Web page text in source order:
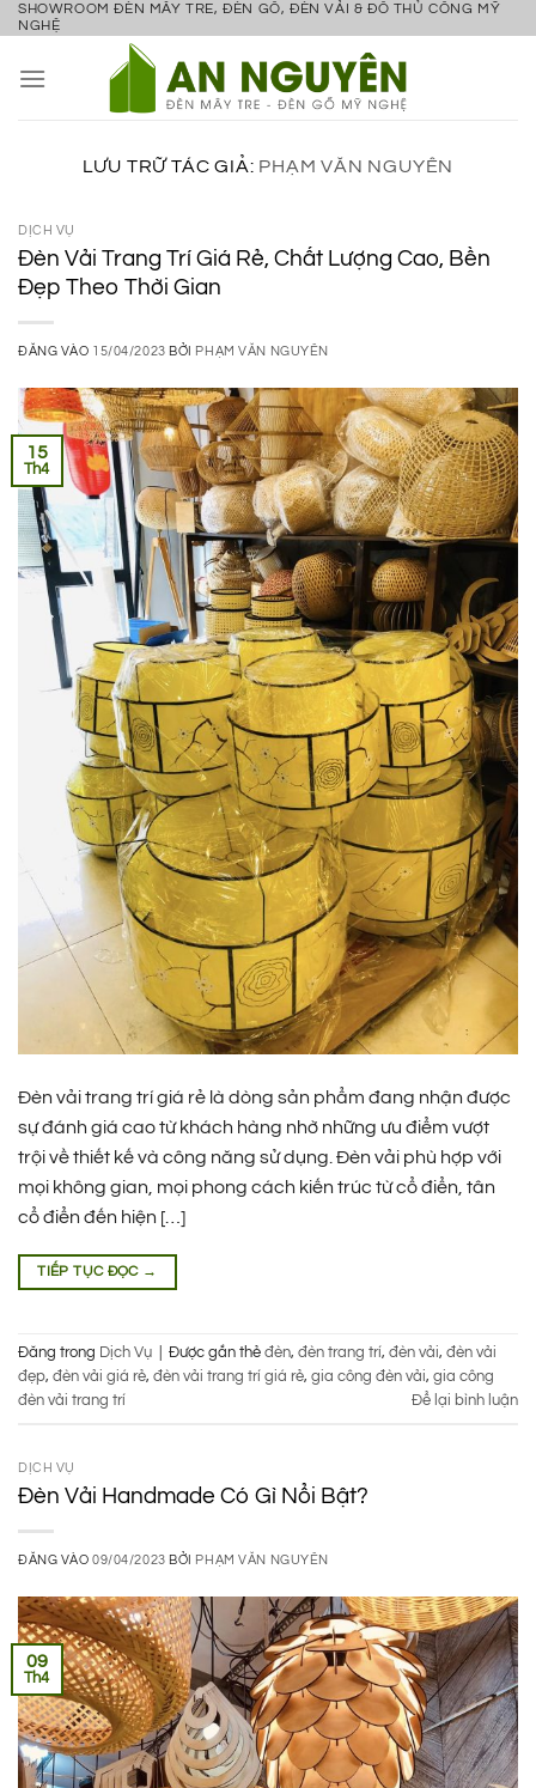
Bỏ
nội
SHOWROOM ĐÈN MÂY TRE, ĐÈN GỖ, ĐÈN VẢI & ĐỒ THỦ CÔNG MỸ
NGHỆ
LƯU TRỮ TÁC GIẢ: PHẠM VĂN NGUYÊN
DỊCH VỤ
Đèn Vải Trang Trí Giá Rẻ, Chất Lượng Cao, Bền
Đẹp Theo Thời Gian
ĐĂNG VÀO 15/04/2023 BỞI PHẠM VĂN NGUYÊN
15
Th4
Đèn vải trang trí giá rẻ là dòng sản phẩm đang nhận được
sự đánh giá cao từ khách hàng nhờ những ưu điểm vượt
trội về thiết kế và công năng sử dụng. Đèn vải phù hợp với
mọi không gian, mọi phong cách kiến trúc từ cổ điển, tân
cổ điển đến hiện […]
TIẾP TỤC ĐỌC →
Đăng trong Dịch Vụ Được gắn thẻ đèn, đèn trang trí, đèn vải, đèn vải
đẹp, đèn vải giá rẻ, đèn vải trang trí giá rẻ, gia công đèn vải, gia công
đèn vải trang trí
Để lại bình luận
DỊCH VỤ
Đèn Vải Handmade Có Gì Nổi Bật?
ĐĂNG VÀO09/04/2023 BỞI PHẠM VĂN NGUYÊN
09
Th4